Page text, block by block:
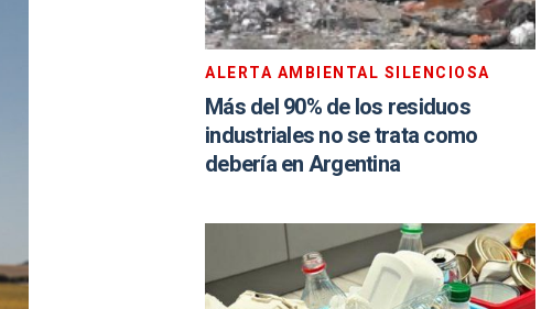
ALERTA AMBIENTAL SILENCIOSA
Más del 90% de los residuos
industriales no se trata como
debería en Argentina